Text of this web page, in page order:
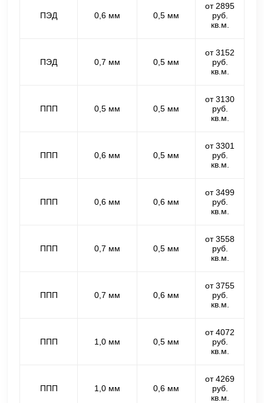
ПЭД 0,6 мм 0,5 мм
от 2895
руб.
кв.м.
ПЭД 0,7 мм 0,5 мм
от 3152
руб.
кв.м.
ППП 0,5 мм 0,5 мм
от 3130
руб.
кв.м.
ППП 0,6 мм 0,5 мм
от 3301
руб.
кв.м.
ППП 0,6 мм 0,6 мм
от 3499
руб.
кв.м.
ППП 0,7 мм 0,5 мм
от 3558
руб.
кв.м.
ППП 0,7 мм 0,6 мм
от 3755
руб.
кв.м.
ППП 1,0 мм 0,5 мм
от 4072
руб.
кв.м.
ППП 1,0 мм 0,6 мм
от 4269
руб.
кв.м.